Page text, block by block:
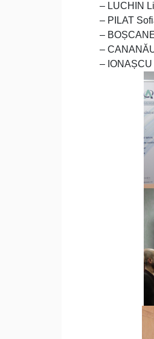
– LUCHIN
– PILAT
–
–
– IONAȘCU